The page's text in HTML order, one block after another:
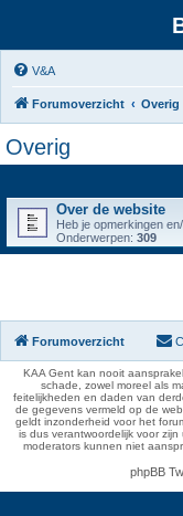
V&A
Forumoverzicht Overig
Overig
Over de website
Heb je opmerkingen
Onderwerpen: 309
Forumoverzicht
KAA Gent kan nooit
schade, zowel moreel als
feitelijkheden en daden van
de gegevens vermeld op de
geldt inzonderheid voor het
is dus verantwoordelijk voor
moderators kunnen niet
phpBB